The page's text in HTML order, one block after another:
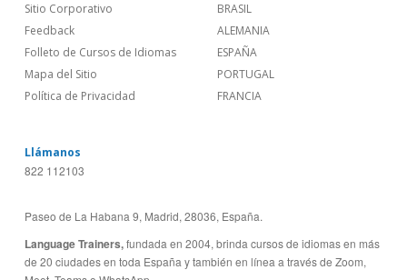
Sitio Corporativo
Feedback
Folleto de Cursos de Idiomas
Mapa del Sitio
Política de Privacidad
BRASIL
ALEMANIA
ESPAÑA
PORTUGAL
FRANCIA
Llámanos
822 112103
Paseo de La Habana 9, Madrid, 28036, España.
Language Trainers,fundada en 2004, brinda cursos de idiomas en más
de 20 ciudades en toda España y también en línea a través de Zoom,